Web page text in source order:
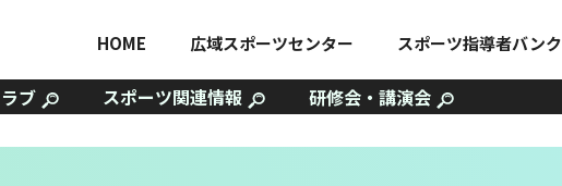
HOME 広域スポーツセンター スポーツ指導者バンク
ブ スポーツ関連情報 研修会・講演会